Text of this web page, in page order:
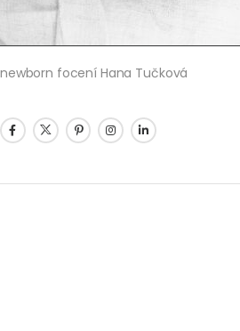
newborn focení Hana Tučková